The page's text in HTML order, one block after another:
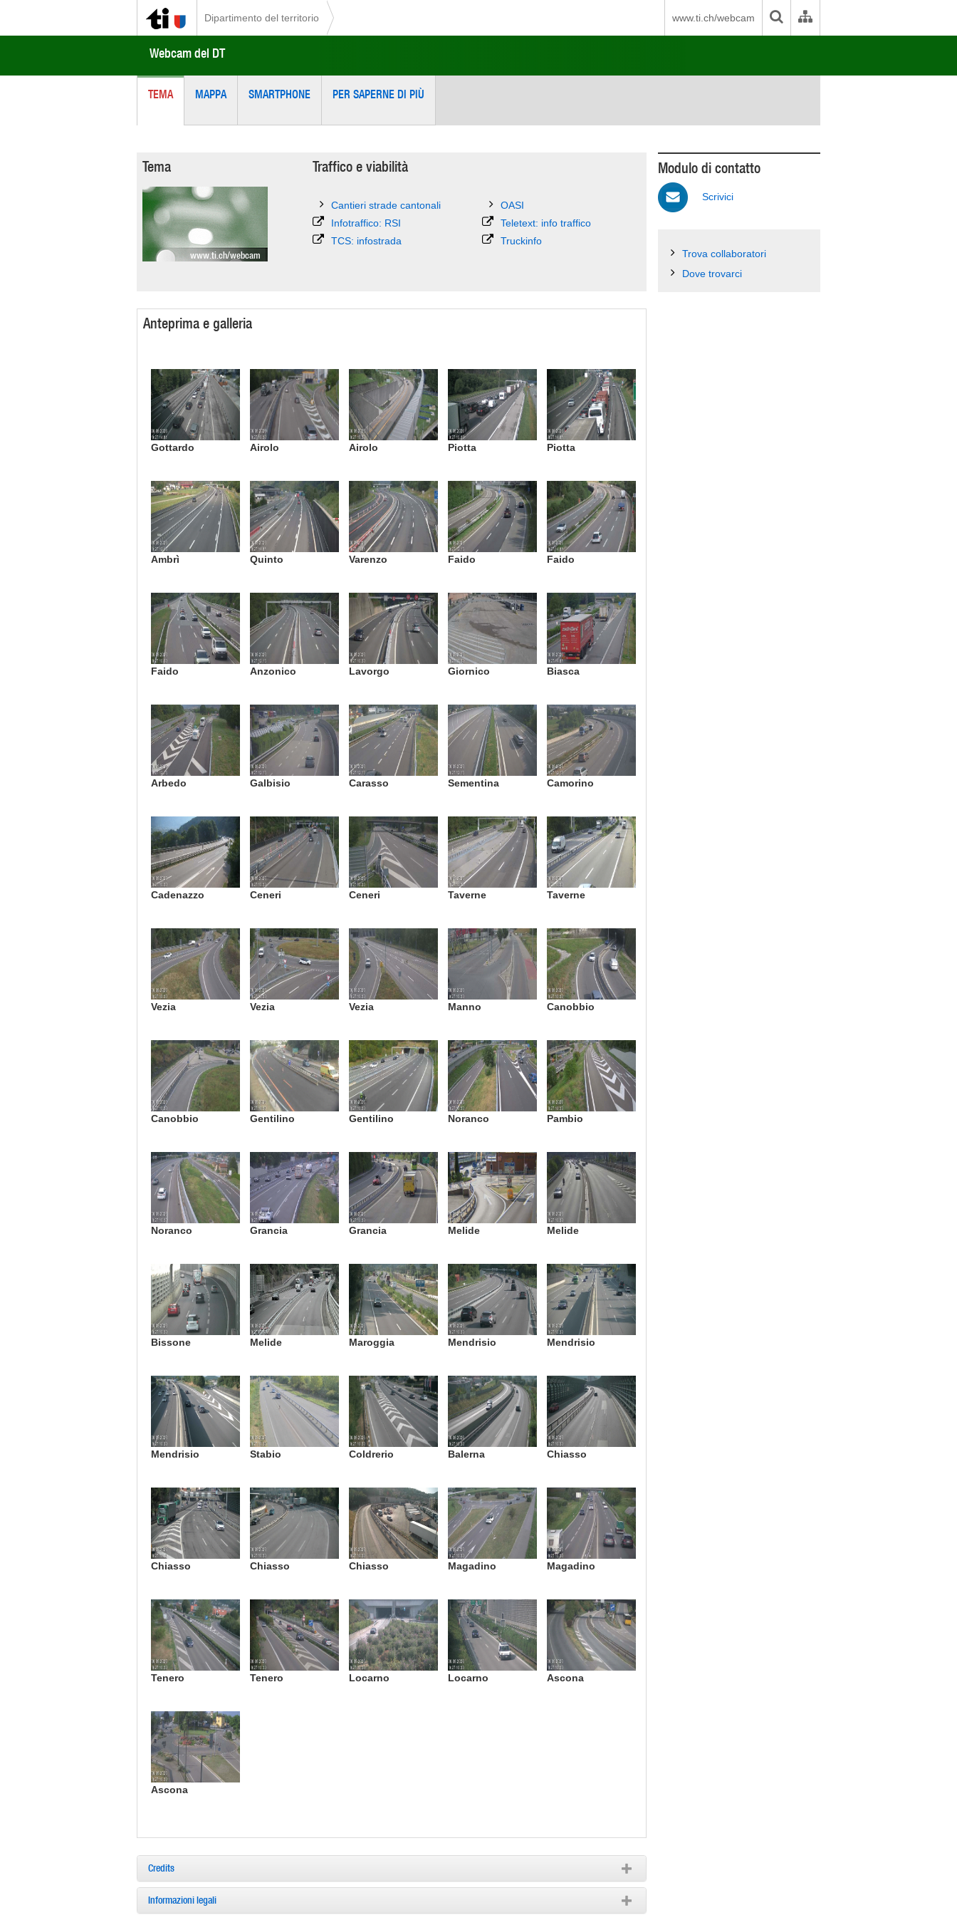
Dipartimento del territorio www.ti.ch/webcam
Webcam del DT
TEMA MAPPA SMARTPHONE PER SAPERNE DI PIÙ
Tema
www.ti.ch/webcam
Traffico e viabilità
Cantieri strade cantonali
Infotraffico: RSI
TCS: infostrada
OASI
Teletext: info traffico
Truckinfo
Anteprima e galleria
Gottardo Airolo Airolo Piotta Piotta
Ambrì Quinto Varenzo Faido Faido
Faido Anzonico Lavorgo Giornico Biasca
Arbedo Galbisio Carasso Sementina Camorino
Cadenazzo Ceneri Ceneri Taverne Taverne
Vezia Vezia Vezia Manno Canobbio
Canobbio Gentilino Gentilino Noranco Pambio
Noranco Grancia Grancia Melide Melide
Bissone Melide Maroggia Mendrisio Mendrisio
Mendrisio Stabio Coldrerio Balerna Chiasso
Chiasso Chiasso Chiasso Magadino Magadino
Tenero Tenero Locarno Locarno Ascona
Ascona
Credits
Informazioni legali
Modulo di contatto
Scrivici
Trova collaboratori
Dove trovarci